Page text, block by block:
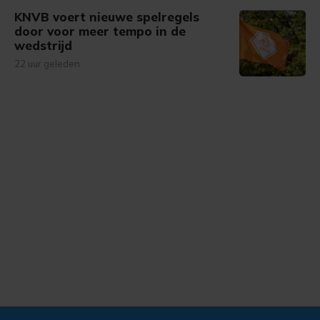
KNVB voert nieuwe spelregels
door voor meer tempo in de
wedstrijd
22 uur geleden